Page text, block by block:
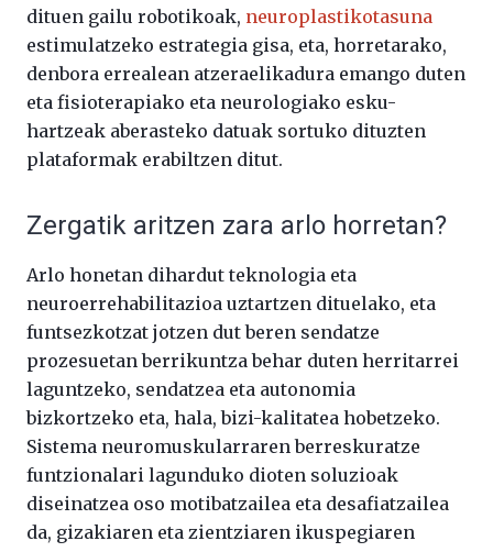
dituen gailu robotikoak, neuroplastikotasuna
estimulatzeko estrategia gisa, eta, horretarako,
denbora errealean atzeraelikadura emango duten
eta fisioterapiako eta neurologiako esku-
hartzeak aberasteko datuak sortuko dituzten
plataformak erabiltzen ditut.
Zergatik aritzen zara arlo horretan?
Arlo honetan dihardut teknologia eta
neuroerrehabilitazioa uztartzen dituelako, eta
funtsezkotzat jotzen dut beren sendatze
prozesuetan berrikuntza behar duten herritarrei
laguntzeko, sendatzea eta autonomia
bizkortzeko eta, hala, bizi-kalitatea hobetzeko.
Sistema neuromuskularraren berreskuratze
funtzionalari lagunduko dioten soluzioak
diseinatzea oso motibatzailea eta desafiatzailea
da, gizakiaren eta zientziaren ikuspegiaren